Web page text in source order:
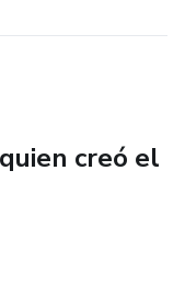
creó el